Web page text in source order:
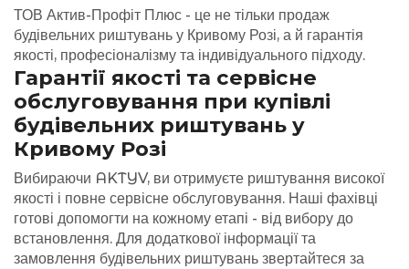
ТОВ Актив-Профіт Плюс - це не тільки продаж
будівельних риштувань у Кривому Розі, а й гарантія
якості, професіоналізму та індивідуального підходу.
Гарантії якості та сервісне
обслуговування при купівлі
будівельних риштувань у
Кривому Розі
Вибираючи AKTYV, ви отримуєте риштування високої
якості і повне сервісне обслуговування. Наші фахівці
готові допомогти на кожному етапі - від вибору до
встановлення. Для додаткової інформації та
замовлення будівельних риштувань звертайтеся за